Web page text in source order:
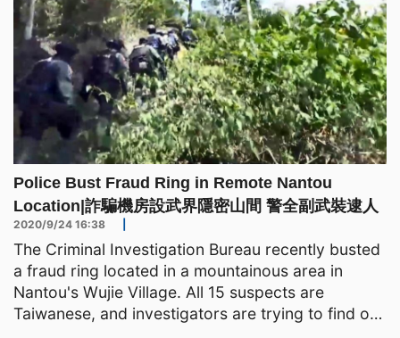
Police Bust Fraud Ring in Remote Nantou
Location|詐騙機房設武界隱密山間 警全副武裝逮人
2020/9/24 16:38
The Criminal Investigation Bureau recently busted
a fraud ring located in a mountainous area in
Nantou's Wujie Village. All 15 suspects are
Taiwanese, and investigators are trying to find out